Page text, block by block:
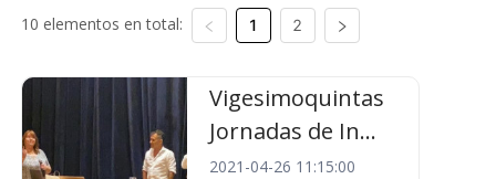
10 elementos en total: 1 2
Vigesimoquintas
Jornadas de In...
2021-04-26 11:15:00